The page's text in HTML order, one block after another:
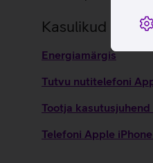
Kasulikud lingid
Energiamärgis
Tutvu nutitelefoni
Tootja
Telefoni Apple